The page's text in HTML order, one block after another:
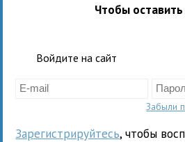
Чтобы
Войдите на сайт
Забыли
Зарегистрируйтесь, чтобы